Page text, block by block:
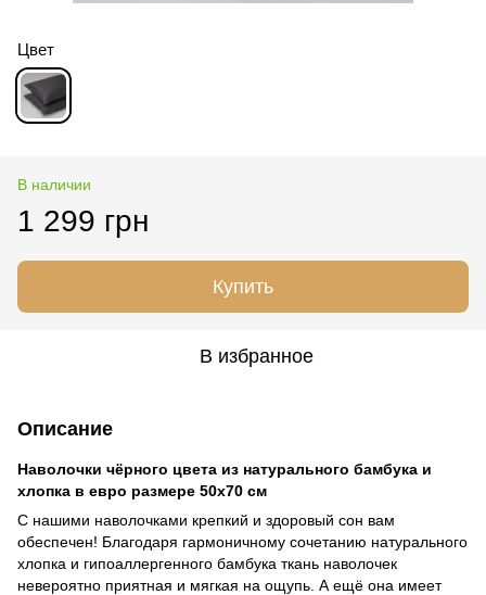
Цвет
В наличии
1 299 грн
Купить
В избранное
Описание
Наволочки чёрного цвета из натурального бамбука и
хлопка в евро размере 50х70 см
С нашими наволочками крепкий и здоровый сон вам
обеспечен! Благодаря гармоничному сочетанию натурального
хлопка и гипоаллергенного бамбука ткань наволочек
невероятно приятная и мягкая на ощупь. А ещё она имеет